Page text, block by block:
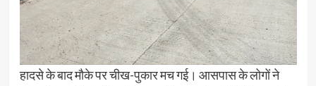
हादसे के बाद मौके पर चीख-पुकार मच गई। आसपास के लोगों ने